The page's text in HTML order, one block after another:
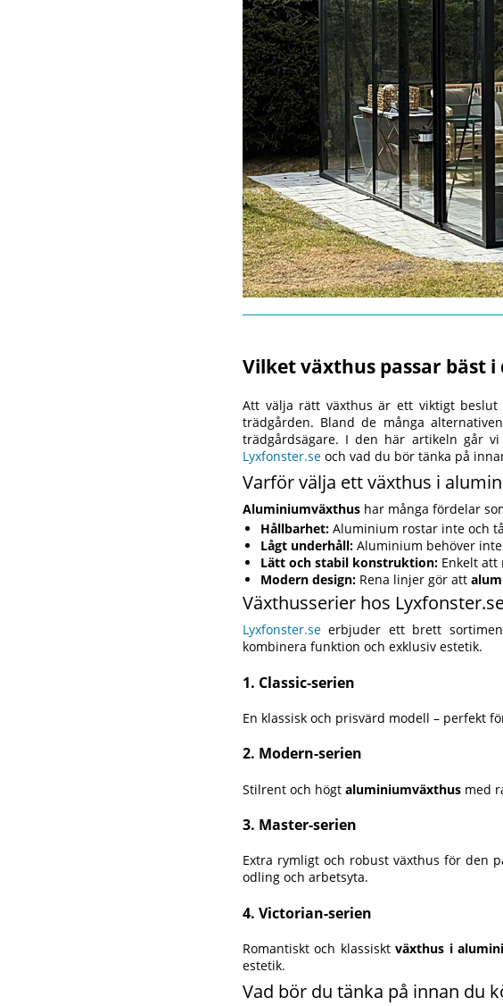
Vilket växthus passar bäst
Att välja rätt växthus är ett viktigt
trädgården. Bland de många
trädgårdsägare. I den här artikeln går
Lyxfonster.se och vad du bör tänka på
Varför välja ett växthus i
Aluminiumväxthus har många fördelar
Hållbarhet: Aluminium rostar inte och
Lågt underhåll: Aluminium behöver
Lätt och stabil konstruktion: Enkelt att
Modern design: Rena linjer gör att
Växthusserier hos
Lyxfonster.se erbjuder ett brett
kombinera funktion och exklusiv estetik.
1. Classic-serien
En klassisk och prisvärd modell – perfekt
2. Modern-serien
Stilrent och högt aluminiumväxthus med
3. Master-serien
Extra rymligt och robust växthus för den
odling och arbetsyta.
4. Victorian-serien
Romantiskt och klassisktväxthus i
estetik.
Vad bör du tänka på innan du